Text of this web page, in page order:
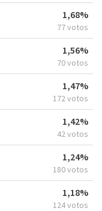
1,68%
77 votos
1,56%
70 votos
1,47%
172 votos
1,42%
42 votos
1,24%
180 votos
1,18%
124 votos